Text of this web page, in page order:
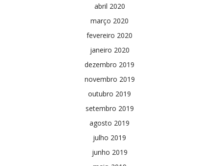
abril 2020
março 2020
fevereiro 2020
janeiro 2020
dezembro 2019
novembro 2019
outubro 2019
setembro 2019
agosto 2019
julho 2019
junho 2019